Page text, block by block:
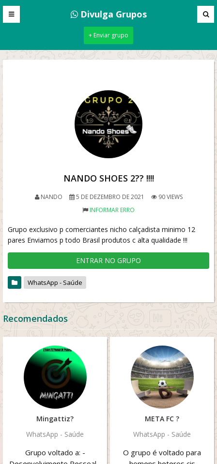
Divulga Grupos
+ Enviar grupo
NANDO SHOES 2?? !!!!
NANDO 5 DE DEZEMBRO DE 2021
90 VIEWS
INFORMAR ERRO
Grupo exclusivo p comerciantes nicho calçadista minimo 12
pares Enviamos p todo Brasil produtos c alta qualidade !!!
ENTRAR NO GRUPO
WhatsApp - Saúde
Recomendados
Mingattiz?
WhatsApp - Saúde
Grupo voltado a: -
META FC ?
WhatsApp - Saúde
O grupo é voltado para